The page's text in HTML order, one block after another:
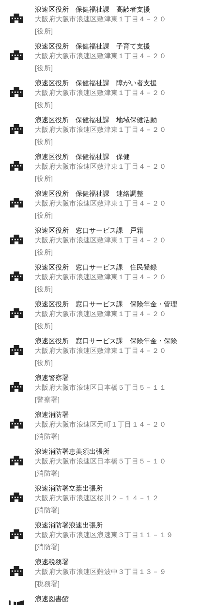
浪速区役所 保健福祉課 高齢者支援
大阪府大阪市浪速区敷津東１丁目４－２０
[役所]
浪速区役所 保健福祉課 子育て支援
大阪府大阪市浪速区敷津東１丁目４－２０
[役所]
浪速区役所 保健福祉課 障がい者支援
大阪府大阪市浪速区敷津東１丁目４－２０
[役所]
浪速区役所 保健福祉課 地域保健活動
大阪府大阪市浪速区敷津東１丁目４－２０
[役所]
浪速区役所 保健福祉課 保健
大阪府大阪市浪速区敷津東１丁目４－２０
[役所]
浪速区役所 保健福祉課 連絡調整
大阪府大阪市浪速区敷津東１丁目４－２０
[役所]
浪速区役所 窓口サービス課 戸籍
大阪府大阪市浪速区敷津東１丁目４－２０
[役所]
浪速区役所 窓口サービス課 住民登録
大阪府大阪市浪速区敷津東１丁目４－２０
[役所]
浪速区役所 窓口サービス課 保険年金・管理
大阪府大阪市浪速区敷津東１丁目４－２０
[役所]
浪速区役所 窓口サービス課 保険年金・保険
大阪府大阪市浪速区敷津東１丁目４－２０
[役所]
浪速警察署
大阪府大阪市浪速区日本橋５丁目５－１１
[警察署]
浪速消防署
大阪府大阪市浪速区元町１丁目１４－２０
[消防署]
浪速消防署恵美須出張所
大阪府大阪市浪速区日本橋５丁目５－１０
[消防署]
浪速消防署立葉出張所
大阪府大阪市浪速区桜川２－１４－１２
[消防署]
浪速消防署浪速出張所
大阪府大阪市浪速区浪速東３丁目１１－１９
[消防署]
浪速税務署
大阪府大阪市浪速区難波中３丁目１３－９
[税務署]
浪速図書館